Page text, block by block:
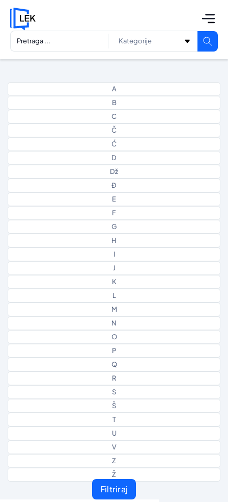
A
B
C
Č
Ć
D
Dž
Đ
E
F
G
H
I
J
K
L
M
N
O
P
Q
R
S
Š
T
U
V
Z
Ž
Filtriraj